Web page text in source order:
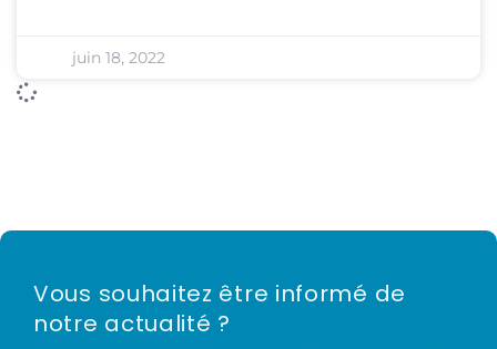
juin 18, 2022
Vous souhaitez être informé de
notre actualité ?